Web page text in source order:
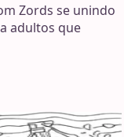
Zords se unindo
adultos que